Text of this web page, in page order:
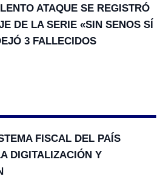
ATAQUE SE REGISTRÓ
DE LA SERIE «SIN SENOS SÍ
3 FALLECIDOS
FISCAL DEL PAÍS
DIGITALIZACIÓN Y